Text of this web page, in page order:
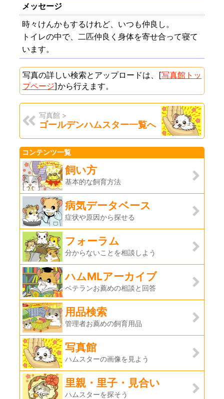
メッセージ
時々けんかもするけれど、いつも仲良し。
トイレの中で、二匹仲良く身体を寄せ合って寝て
います。
写真の詳しい検索とアップロードは、[写真館トッ
プページ]から行えます。
写真館 >
ゴールデンハムスター一覧へ
コンテンツ一覧
飼い方
基本的な飼育方法
病気データベース
症状や原因から探せる
フォーラム
分からないことを相談しよう
ハムMLアーカイブ
ベテランお薦めの相談と回答
用品検索
管理者お薦めの飼育用品
写真館
ハムスターの画像を見よう
里親・里子・見合い
ハムスターを探そう